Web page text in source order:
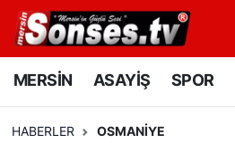
MERSİN ASAYİŞ SPOR
HABERLER OSMANIYE
MERSİN
Mersin Nöbetçi Eczaneler